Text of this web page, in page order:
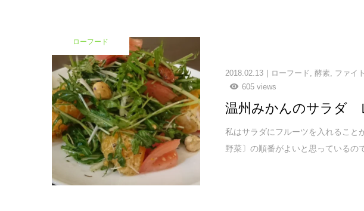
ローフード
2018.02.13 ローフード ,酵素 ファイ
605 views
温州みかんのサラダ
私はサラダにフルーツを入れるこ
野菜〕の順番がよいと思っているの